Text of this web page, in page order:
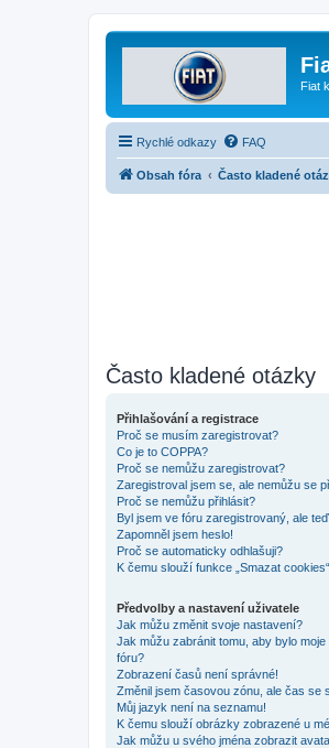
Fiat
Rychlé odkazy FAQ
Obsah fóra Často kladené
Často kladené otázky
Přihlašování a registrace
Proč se musím zaregistrovat?
Co je to COPPA?
Proč se nemůžu zaregistrovat?
Zaregistroval jsem se, ale nemůžu se
Proč se nemůžu přihlásit?
Byl jsem ve fóru zaregistrovaný, ale
Zapomněl jsem heslo!
Proč se automaticky odhlašuji?
K čemu slouží funkce „Smazat
Předvolby a nastavení uživatele
Jak můžu změnit svoje nastavení?
Jak můžu zabránit tomu, aby bylo
fóru?
Zobrazení časů není správné!
Změnil jsem časovou zónu, ale čas se
Můj jazyk není na seznamu!
K čemu slouží obrázky zobrazené u
Jak můžu u svého jména zobrazit